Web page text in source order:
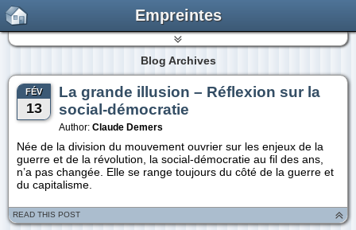
Empreintes
Blog Archives
FÉV
13
La grande illusion – Réflexion sur la
social-démocratie
Author: Claude Demers
Née de la division du mouvement ouvrier sur les enjeux de la
guerre et de la révolution, la social-démocratie au fil des ans,
n’a pas changée. Elle se range toujours du côté de la guerre et
du capitalisme.
READ THIS POST